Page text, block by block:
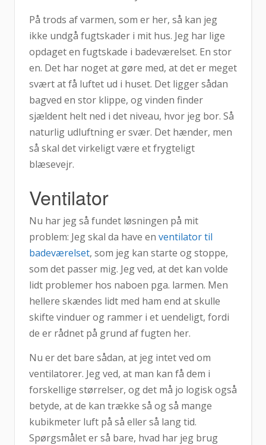
På trods af varmen, som er her, så kan jeg
ikke undgå fugtskader i mit hus. Jeg har lige
opdaget en fugtskade i badeværelset. En stor
en. Det har noget at gøre med, at det er meget
svært at få luftet ud i huset. Det ligger sådan
bagved en stor klippe, og vinden finder
sjældent helt ned i det niveau, hvor jeg bor. Så
naturlig udluftning er svær. Det hænder, men
så skal det virkeligt være et frygteligt
blæsevejr.
Ventilator
Nu har jeg så fundet løsningen på mit
problem: Jeg skal da have en ventilator til
badeværelset, som jeg kan starte og stoppe,
som det passer mig. Jeg ved, at det kan volde
lidt problemer hos naboen pga. larmen. Men
hellere skændes lidt med ham end at skulle
skifte vinduer og rammer i et uendeligt, fordi
de er rådnet på grund af fugten her.
Nu er det bare sådan, at jeg intet ved om
ventilatorer. Jeg ved, at man kan få dem i
forskellige størrelser, og det må jo logisk også
betyde, at de kan trække så og så mange
kubikmeter luft på så eller så lang tid.
Spørgsmålet er så bare, hvad har jeg brug